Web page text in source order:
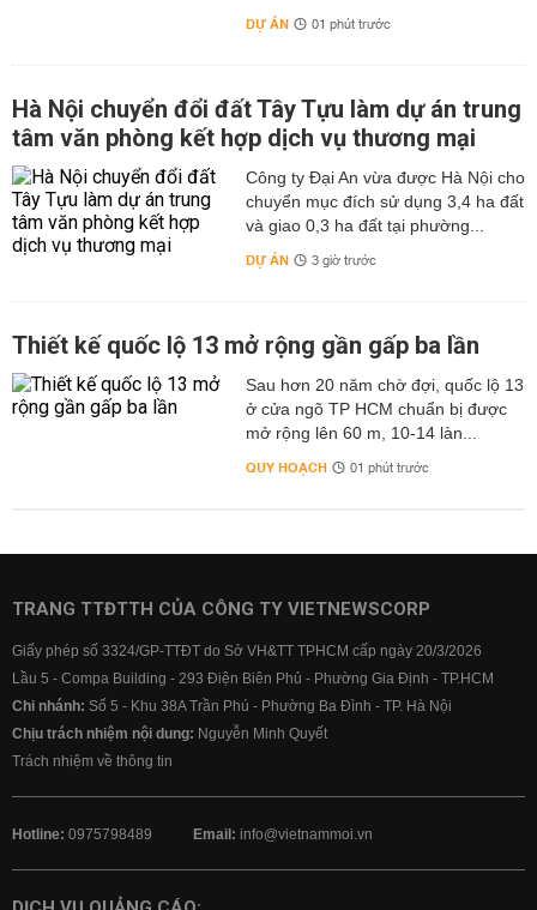
DỰ ÁN 01 phút trước
Hà Nội chuyển đổi đất Tây Tựu làm dự án trung
tâm văn phòng kết hợp dịch vụ thương mại
Công ty Đại An vừa được Hà Nội cho
chuyển mục đích sử dụng 3,4 ha đất
và giao 0,3 ha đất tại phường...
DỰ ÁN 3 giờ trước
Thiết kế quốc lộ 13 mở rộng gần gấp ba lần
Sau hơn 20 năm chờ đợi, quốc lộ 13
ở cửa ngõ TP HCM chuẩn bị được
mở rộng lên 60 m, 10-14 làn...
QUY HOẠCH 01 phút trước
TRANG TTĐTTH CỦA CÔNG TY VIETNEWSCORP
Giấy phép số 3324/GP-TTĐT do Sở VH&TT TPHCM cấp ngày 20/3/2026
Lầu 5 - Compa Building - 293 Điện Biên Phủ - Phường Gia Định - TP.HCM
Chi nhánh: Số 5 - Khu 38A Trần Phú - Phường Ba Đình - TP. Hà Nội
Chịu trách nhiệm nội dung: Nguyễn Minh Quyết
Trách nhiệm về thông tin
Hotline: 0975798489 Email: info@vietnammoi.vn